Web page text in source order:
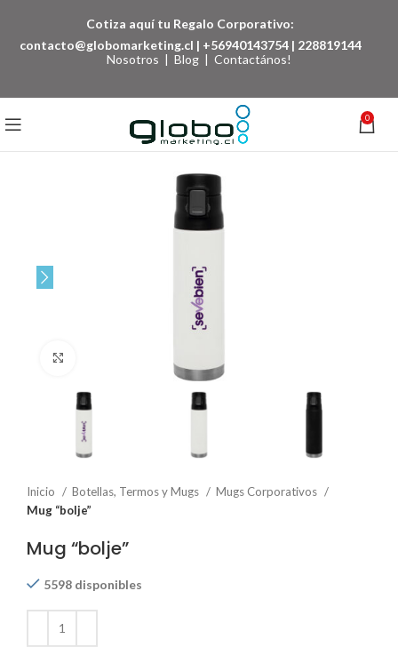
Cotiza aquí tu Regalo Corporativo:
contacto@globomarketing.cl | +56940143754 | 228819144
Nosotros | Blog | Contactános!
0
Inicio Botellas, Termos y Mugs
Mugs Corporativos
Mug “bolje”
Mug “bolje”
5598 disponibles